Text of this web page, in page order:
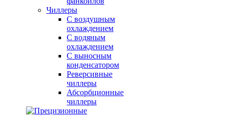
Чиллеры
С воздушным
охлаждением
С водяным
охлаждением
С выносным
конденсатором
Реверсивные
чиллеры
Абсорбционные
чиллеры